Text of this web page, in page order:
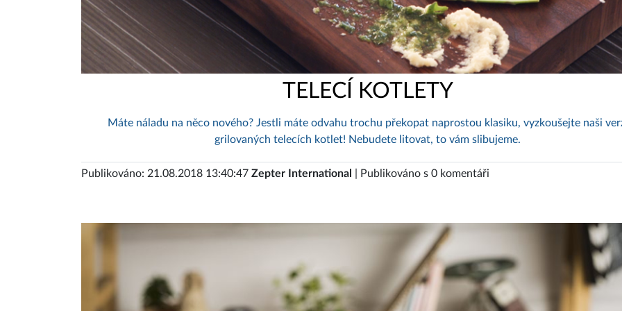
TELECÍ KOTLETY
Máte náladu na něco nového? Jestli máte odvahu trochu překopat naprostou klasiku, vyzkoušejte naši
grilovaných telecích kotlet! Nebudete litovat, to vám slibujeme.
Publikováno: 21.08.2018 13:40:47 Zepter International | Publikováno s 0 komentáři